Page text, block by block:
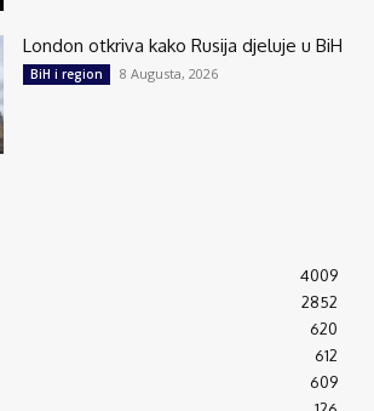
London otkriva kako Rusija djeluje u BiH
BiH i region 8 Augusta, 2026
4009
2852
620
612
609